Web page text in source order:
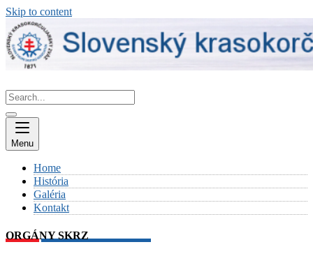
Skip to content
Menu
Home
História
Galéria
Kontakt
ORGÁNY SKRZ